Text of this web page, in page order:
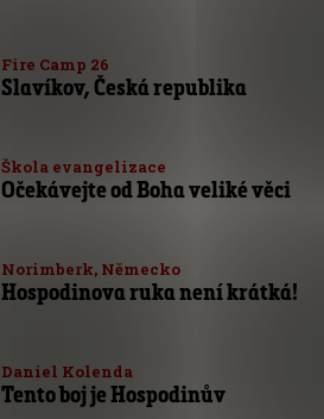
Fire Camp 26
Slavíkov, Česká republika
Škola evangelizace
Očekávejte od Boha veliké věci
Norimberk, Německo
Hospodinova ruka není krátká!
Daniel Kolenda
Tento boj je Hospodinův